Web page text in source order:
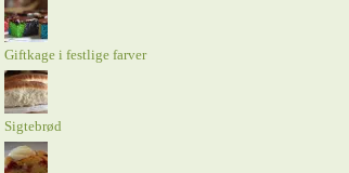
Giftkage i festlige farver
Sigtebrød